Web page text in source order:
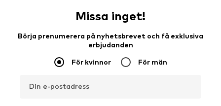
Missa inget!
Börja prenumerera på nyhetsbrevet och få exklusiva
erbjudanden
För kvinnor För män
Din e-postadress